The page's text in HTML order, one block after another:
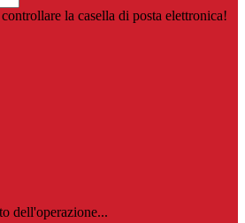
la casella di posta elettronica!
dell'operazione...